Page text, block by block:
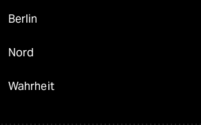
Berlin
Nord
Wahrheit